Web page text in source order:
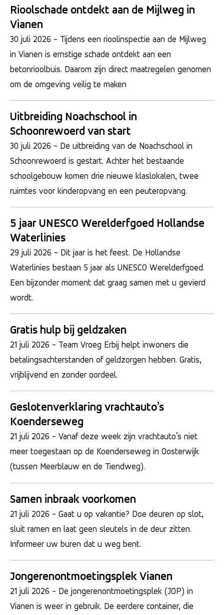
Rioolschade ontdekt aan de Mijlweg in
Vianen
30 juli 2026 - Tijdens een rioolinspectie aan de Mijlweg
in Vianen is ernstige schade ontdekt aan een
betonrioolbuis. Daarom zijn direct maatregelen genomen
om de omgeving veilig te maken
Uitbreiding Noachschool in
Schoonrewoerd van start
30 juli 2026 - De uitbreiding van de Noachschool in
Schoonrewoerd is gestart. Achter het bestaande
schoolgebouw komen drie nieuwe klaslokalen, twee
ruimtes voor kinderopvang en een peuteropvang.
5 jaar UNESCO Werelderfgoed Hollandse
Waterlinies
29 juli 2026 - Dit jaar is het feest. De Hollandse
Waterlinies bestaan 5 jaar als UNESCO Werelderfgoed.
Een bijzonder moment dat graag samen met u gevierd
wordt.
Gratis hulp bij geldzaken
21 juli 2026 - Team Vroeg Erbij helpt inwoners die
betalingsachterstanden of geldzorgen hebben. Gratis,
vrijblijvend en zonder oordeel.
Geslotenverklaring vrachtauto’s
Koenderseweg
21 juli 2026 - Vanaf deze week zijn vrachtauto’s niet
meer toegestaan op de Koenderseweg in Oosterwijk
(tussen Meerblauw en de Tiendweg).
Samen inbraak voorkomen
21 juli 2026 - Gaat u op vakantie? Doe deuren op slot,
sluit ramen en laat geen sleutels in de deur zitten.
Informeer uw buren dat u weg bent.
Jongerenontmoetingsplek Vianen
21 juli 2026 - De jongerenontmoetingsplek (JOP) in
Vianen is weer in gebruik. De eerdere container, die